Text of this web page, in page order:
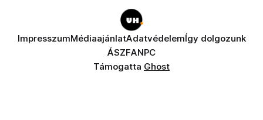
ImpresszumMédiaajánlatAdatvédelemÍgy dolgozunk
ÁSZFANPC
Támogatta Ghost